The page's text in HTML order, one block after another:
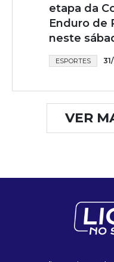
etapa da
Enduro de
neste
ESPORTES
VER